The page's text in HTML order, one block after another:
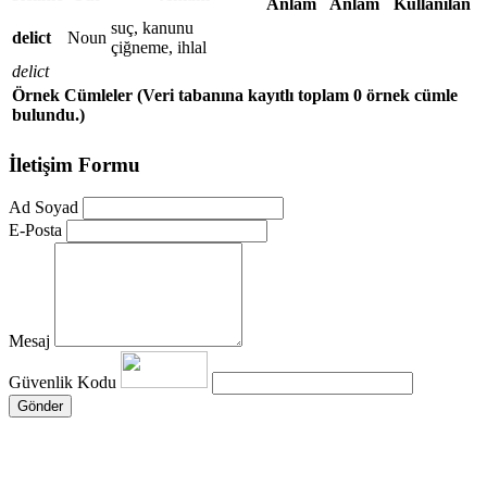
delict
Noun
suç, kanunu
çiğneme, ihlal
delict
Örnek Cümleler (Veri tabanına kayıtlı toplam 0 örnek cümle
bulundu.)
İletişim Formu
Ad Soyad
E-Posta
Mesaj
Güvenlik Kodu
Gönder